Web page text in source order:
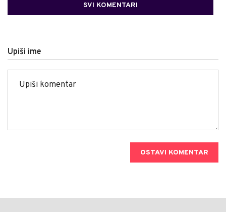
SVI KOMENTARI
Upiši ime
OSTAVI KOMENTAR